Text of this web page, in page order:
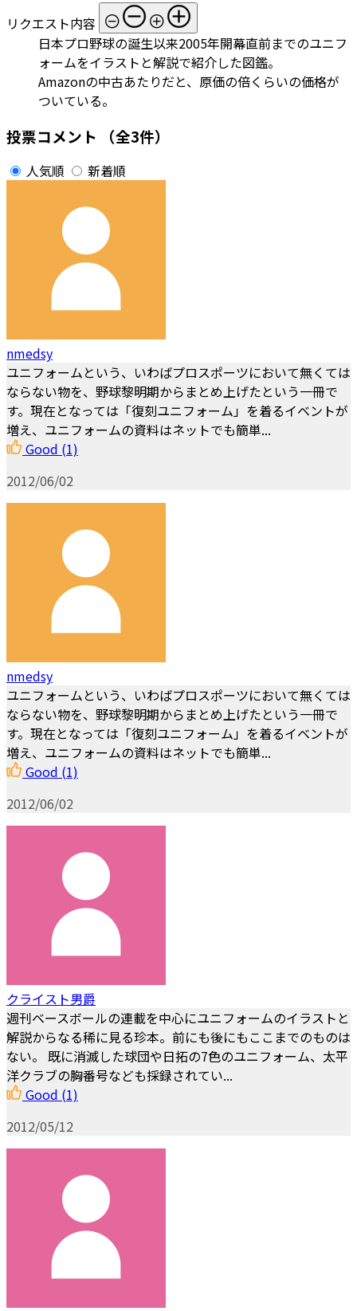
リクエスト内容
日本プロ野球の誕生以来2005年開幕直前までのユニフ
ォームをイラストと解説で紹介した図鑑。
Amazonの中古あたりだと、原価の倍くらいの価格が
ついている。
投票コメント （全3件）
人気順 新着順
nmedsy
ユニフォームという、いわばプロスポーツにおいて無くては
ならない物を、野球黎明期からまとめ上げたという一冊で
す。現在となっては「復刻ユニフォーム」を着るイベントが
増え、ユニフォームの資料はネットでも簡単...
Good (1)
2012/06/02
nmedsy
ユニフォームという、いわばプロスポーツにおいて無くては
ならない物を、野球黎明期からまとめ上げたという一冊で
す。現在となっては「復刻ユニフォーム」を着るイベントが
増え、ユニフォームの資料はネットでも簡単...
Good (1)
2012/06/02
クライスト男爵
週刊ベースボールの連載を中心にユニフォームのイラストと
解説からなる稀に見る珍本。前にも後にもここまでのものは
ない。 既に消滅した球団や日拓の7色のユニフォーム、太平
洋クラブの胸番号なども採録されてい...
Good (1)
2012/05/12